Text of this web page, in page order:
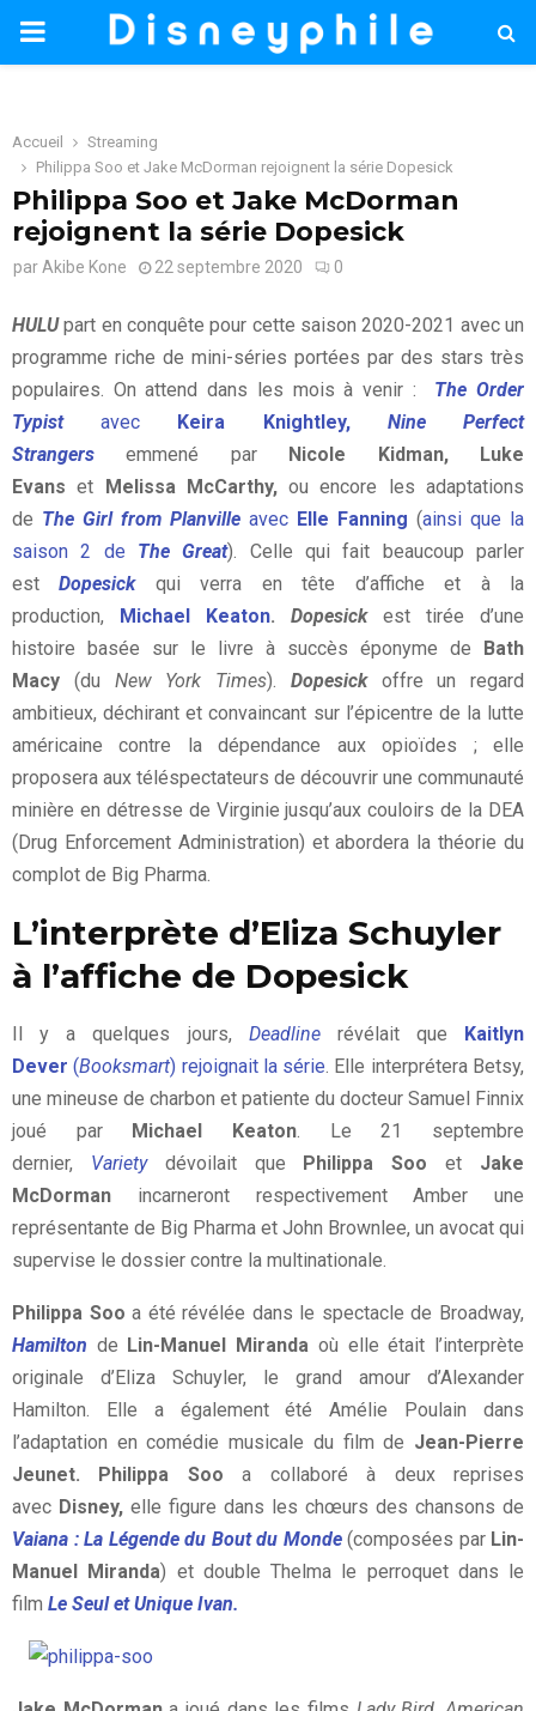
PRIMARY
Accueil
Streaming
Philippa Soo et Jake McDorman rejoignent la série Dopesick
Philippa Soo et Jake McDorman
rejoignent la série Dopesick
par Akibe Kone 22 septembre 2020 0
HULUpart en conquête pour cette saison 2020-2021 avec un
programme riche de mini-séries portées par des stars très
populaires. On attend dans les mois à venir : The Order
Typist
avec Keira Knightley, Nine Perfect
Strangers emmené par Nicole Kidman, Luke
Evanset Melissa McCarthy,ou encore les adaptations
de The Girl from Planville avec Elle Fanning (ainsi que la
saison 2 de The Great). Celle qui fait beaucoup parler
est
Dopesick qui verra en tête d’affiche et à la
production, Michael Keaton. Dopesick est tirée d’une
histoire basée sur le livre à succès éponyme de Bath
Macy (du New York Times). Dopesick
offre un regard
ambitieux, déchirant et convaincant sur l’épicentre de la lutte
américaine contre la dépendance aux opioïdes ; elle
proposera aux téléspectateurs de découvrir une communauté
minière en détresse de Virginie jusqu’aux couloirs de la DEA
(Drug Enforcement Administration) et abordera la théorie du
complot de Big Pharma.
L’interprète d’Eliza Schuyler
à l’affiche de Dopesick
Il y a quelques jours, Deadline révélait que Kaitlyn
Dever(Booksmart) rejoignait la série. Elle interprétera Betsy,
une mineuse de charbon et patiente du docteur Samuel Finnix
joué par Michael Keaton. Le 21 septembre
dernier,
Variety dévoilait que Philippa Sooet Jake
McDorman incarneront respectivement Amber une
représentante de Big Pharma et John Brownlee, un avocat qui
supervise le dossier contre la multinationale.
Philippa Sooa été révélée dans le spectacle de Broadway,
Hamilton de Lin-Manuel Miranda où elle était l’interprète
originale d’Eliza Schuyler, le grand amour d’Alexander
Hamilton. Elle a également été Amélie Poulain dans
l’adaptation en comédie musicale du film de Jean-Pierre
Jeunet. Philippa Sooa collaboré à deux reprises
avec Disney, elle figure dans les chœurs des chansons de
Vaiana : La Légende du Bout du Monde (composées par Lin-
Manuel Miranda) et double Thelma le perroquet dans le
film Le Seul et Unique Ivan.